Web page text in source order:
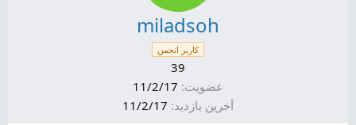
miladsoh
کاربر انجمن
39
عضویت 11/2/17
آخرین بازدید 11/2/17